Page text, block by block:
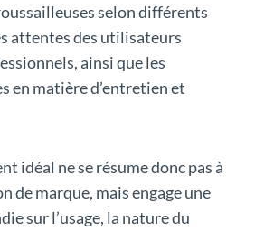
selon différents
attentes des utilisateurs
ainsi que les
en matière d’entretien et
idéal ne se résume donc pas à
de marque, mais engage une
sur l’usage, la nature du